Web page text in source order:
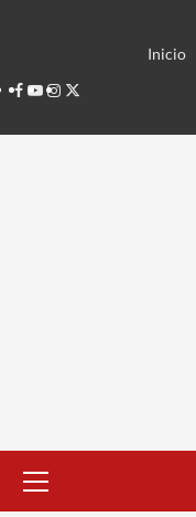
Inicio
Facebook
Youtube
Instagram
Twitter
principal